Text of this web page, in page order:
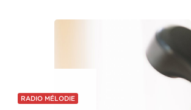
RADIO MÉLODIE